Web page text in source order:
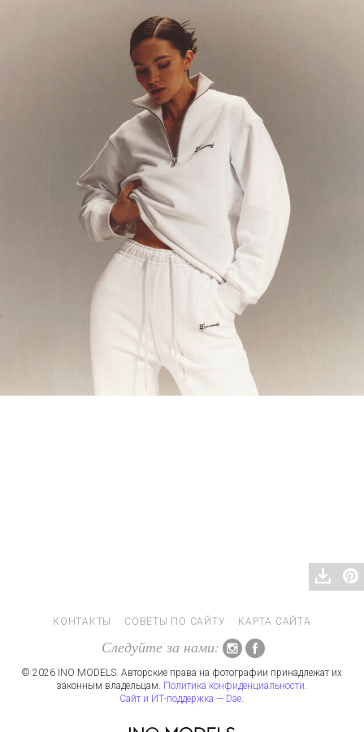
КОНТАКТЫ СОВЕТЫ ПО САЙТУ КАРТА САЙТА
Следуйте за нами:
© 2026 INO MODELS. Авторские права на фотографии принадлежат их
законным владельцам. Политика конфиденциальности.
Сайт и ИТ-поддержка — Dae.